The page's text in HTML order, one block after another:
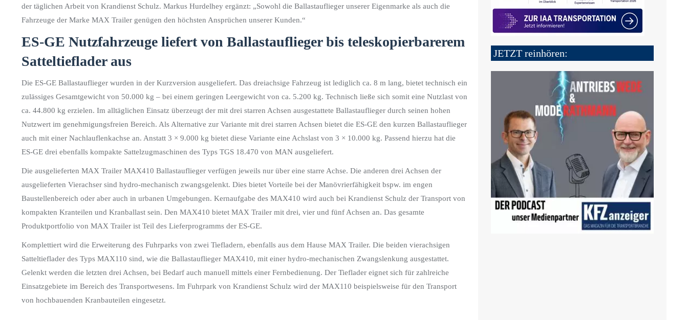
der täglichen Arbeit von Krandienst Schulz. Markus Hurdelhey ergänzt: „Sowohl die Ballastauflieger unserer Eigenmarke als auch die
Fahrzeuge der Marke MAX Trailer genügen den höchsten Ansprüchen unserer Kunden.“
ES-GE Nutzfahrzeuge liefert von Ballastauflieger bis teleskopierbarerem
Satteltieflader aus
Die ES-GE Ballastauflieger wurden in der Kurzversion ausgeliefert. Das dreiachsige Fahrzeug ist lediglich ca. 8 m lang, bietet technisch ein
zulässiges Gesamtgewicht von 50.000 kg – bei einem geringen Leergewicht von ca. 5.200 kg. Technisch ließe sich somit eine Nutzlast von
ca. 44.800 kg erzielen. Im alltäglichen Einsatz überzeugt der mit drei starren Achsen ausgestattete Ballastauflieger durch seinen hohen
Nutzwert im genehmigungsfreien Bereich. Als Alternative zur Variante mit drei starren Achsen bietet die ES-GE den kurzen Ballastauflieger
auch mit einer Nachlauflenkachse an. Anstatt 3 × 9.000 kg bietet diese Variante eine Achslast von 3 × 10.000 kg. Passend hierzu hat die
ES-GE drei ebenfalls kompakte Sattelzugmaschinen des Typs TGS 18.470 von MAN ausgeliefert.
Die ausgelieferten MAX Trailer MAX410 Ballastauflieger verfügen jeweils nur über eine starre Achse. Die anderen drei Achsen der
ausgelieferten Vierachser sind hydro-mechanisch zwangsgelenkt. Dies bietet Vorteile bei der Manövrierfähigkeit bspw. im engen
Baustellenbereich oder aber auch in urbanen Umgebungen. Kernaufgabe des MAX410 wird auch bei Krandienst Schulz der Transport von
kompakten Kranteilen und Kranballast sein. Den MAX410 bietet MAX Trailer mit drei, vier und fünf Achsen an. Das gesamte
Produktportfolio von MAX Trailer ist Teil des Lieferprogramms der ES-GE.
Komplettiert wird die Erweiterung des Fuhrparks von zwei Tiefladern, ebenfalls aus dem Hause MAX Trailer. Die beiden vierachsigen
Satteltieflader des Typs MAX110 sind, wie die Ballastauflieger MAX410, mit einer hydro-mechanischen Zwangslenkung ausgestattet.
Gelenkt werden die letzten drei Achsen, bei Bedarf auch manuell mittels einer Fernbedienung. Der Tieflader eignet sich für zahlreiche
Einsatzgebiete im Bereich des Transportwesens. Im Fuhrpark von Krandienst Schulz wird der MAX110 beispielsweise für den Transport
von hochbauenden Kranbauteilen eingesetzt.
JETZT reinhören: